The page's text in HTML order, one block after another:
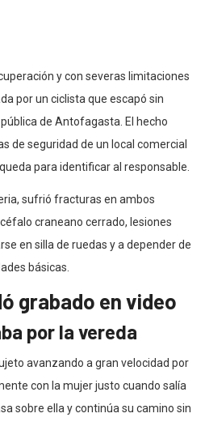
y con severas limitaciones
por un ciclista que escapó sin
de Antofagasta. El hecho
de seguridad de un local comercial
para identificar al responsable.
sufrió fracturas en ambos
craneano cerrado, lesiones
en silla de ruedas y a depender de
básicas.
grabado en video
por la vereda
avanzando a gran velocidad por
con la mujer justo cuando salía
sobre ella y continúa su camino sin